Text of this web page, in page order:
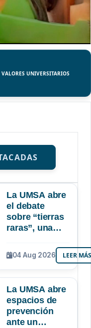
VALORES UNIVERSITARIOS
La UMSA abre
el debate
sobre “tierras
raras”, una
mineral que
Bolivia aún no
explora ni
04 Aug 2026 LEER
La UMSA abre
espacios de
prevención
ante un